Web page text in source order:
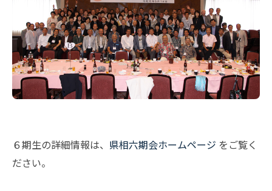
６期生の詳細情報は、 県相六期会ホームページ をご覧く
ださい。